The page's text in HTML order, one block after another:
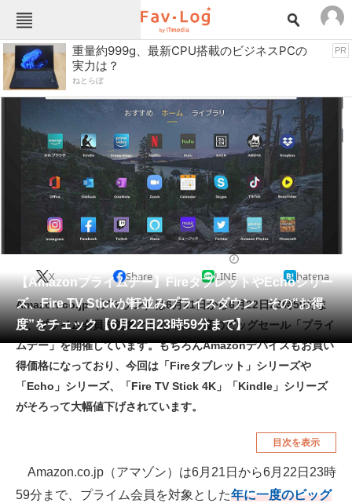
Fav-Logカテゴリー一覧
TOP
インテリア・収納 おもちゃ・ホビー
カメラ
キッチン用品 ゲーム
コンテンツ・サービス スイーツ・お菓子
スポーツ・レジャー スマホ・携帯電話
パソコン・タブレット ファッション
ペット 家電
工具・DIY 本・DVD・CD
生活家電 生活用品
空調・季節家電 美容・コスメ
腕時計 車・バイク
食器・グラス・カトラリー
重量約999g、最新CPU搭載のビジネスPCの
実力は？
ねとらぼ
PR
【Amazonプライムデー】FireタブレットやEchoシリー
ズ、Fire TV Stickが軒並みプライスダウン その“お得
度”をチェック【6月22日23時59分まで】
X Share LINE hatena
Amazon.co.jp（アマゾン）は6月21日から6月22日23時59分ま
で、プライム会員を対象とした年に一度のビッグセール「プライ
ムデー」を開催しています。もちろんAmazonデバイスもお買い
得価格になっており、今回は「Fireタブレット」シリーズや
「Echo」シリーズ、「Fire TV Stick 4K」「Kindle」シリーズ
がそろって大幅値下げされています。
目次を表示
Amazon.co.jp（アマゾン）は6月21日から6月22日23時
59分まで、プライム会員を対象とした年に一度のビッグ